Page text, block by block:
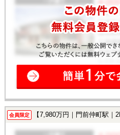
会員限定 【7,980万円｜門前仲町駅｜